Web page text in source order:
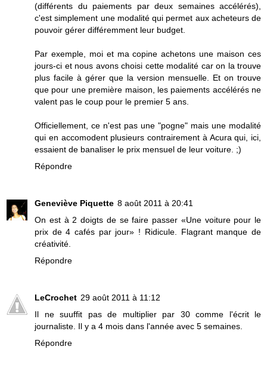
(différents du paiements par deux semaines accélérés),
c'est simplement une modalité qui permet aux acheteurs de
pouvoir gérer différemment leur budget.
Par exemple, moi et ma copine achetons une maison ces
jours-ci et nous avons choisi cette modalité car on la trouve
plus facile à gérer que la version mensuelle. Et on trouve
que pour une première maison, les paiements accélérés ne
valent pas le coup pour le premier 5 ans.
Officiellement, ce n'est pas une "pogne" mais une modalité
qui en accomodent plusieurs contrairement à Acura qui, ici,
essaient de banaliser le prix mensuel de leur voiture. ;)
Répondre
Geneviève Piquette 8 août 2011 à 20:41
On est à 2 doigts de se faire passer «Une voiture pour le
prix de 4 cafés par jour» ! Ridicule. Flagrant manque de
créativité.
Répondre
LeCrochet 29 août 2011 à 11:12
Il ne suuffit pas de multiplier par 30 comme l'écrit le
journaliste. Il y a 4 mois dans l'année avec 5 semaines.
Répondre